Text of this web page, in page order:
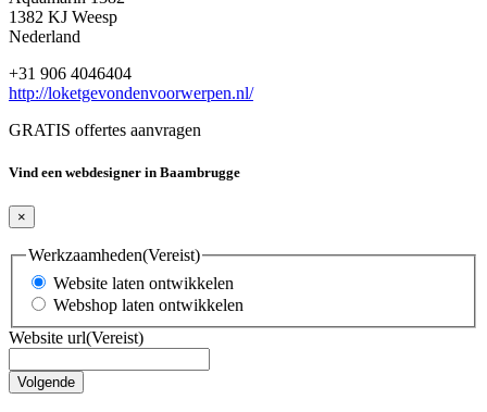
1382 KJ Weesp
Nederland
+31 906 4046404
http://loketgevondenvoorwerpen.nl/
GRATIS offertes aanvragen
Vind een webdesigner in Baambrugge
×
Werkzaamheden(Vereist)
Website laten ontwikkelen
Webshop laten ontwikkelen
Website url(Vereist)